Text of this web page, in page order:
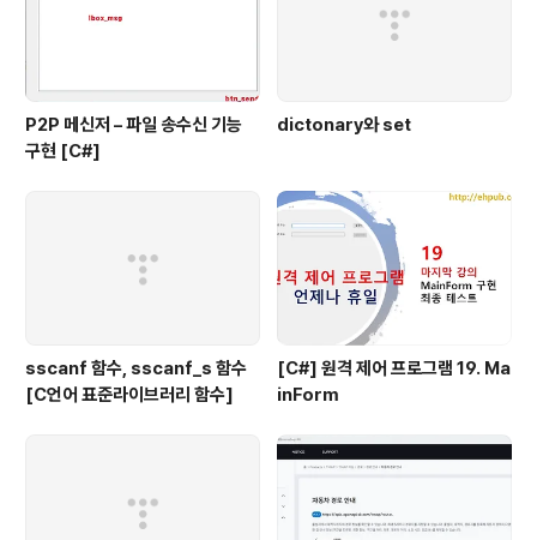
P2P 메신저 – 파일 송수신 기능
구현 [C#]
dictonary와 set
sscanf 함수, sscanf_s 함수
[C언어 표준라이브러리 함수]
[C#] 원격 제어 프로그램 19. Ma
inForm